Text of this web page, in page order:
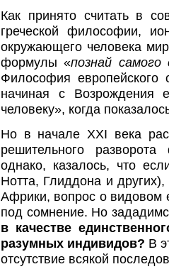
Как принято считать в
греческой философии,
окружающего человека
формулы «познай самого
Философия европейского
начиная с Возрождения
человеку», когда
Но в начале ХХI века
решительного
однако, казалось, что
Нотта, Глиддона и
Африки, вопрос о видовом
под сомнение. Но
в качестве
разумных индивидов? В
отсутствие всякой